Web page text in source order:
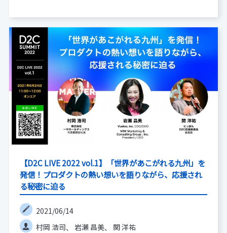
【D2C LIVE 2022 vol.1】「世界があこがれる九州」を
発信！プロダクトの熱い想いを語りながら、応援され
る秘密に迫る
2021/06/14
村岡 浩司
岩瀬 昌美 関 洋祐